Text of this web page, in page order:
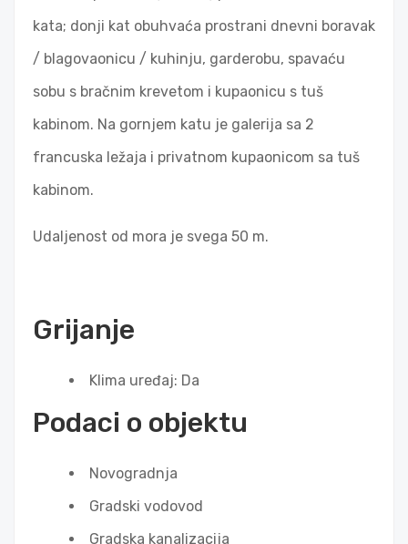
kata; donji kat obuhvaća prostrani dnevni boravak
/ blagovaonicu / kuhinju, garderobu, spavaću
sobu s bračnim krevetom i kupaonicu s tuš
kabinom. Na gornjem katu je galerija sa 2
francuska ležaja i privatnom kupaonicom sa tuš
kabinom.
Udaljenost od mora je svega 50 m.
Grijanje
Klima uređaj: Da
Podaci o objektu
Novogradnja
Gradski vodovod
Gradska kanalizacija